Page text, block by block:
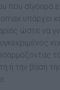
που σίγουρα
υπάρχει
ώστε να
ή την βάση